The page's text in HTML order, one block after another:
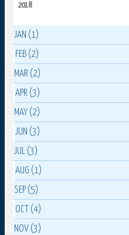
2018
JAN (1)
FEB (2)
MAR (2)
APR (3)
MAY (2)
JUN (3)
JUL (3)
AUG (1)
SEP (5)
OCT (4)
NOV (3)